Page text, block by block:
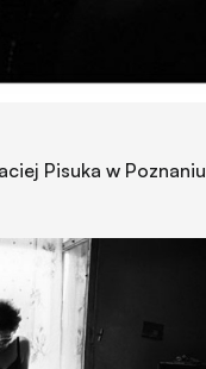
Pisuka w Poznaniu